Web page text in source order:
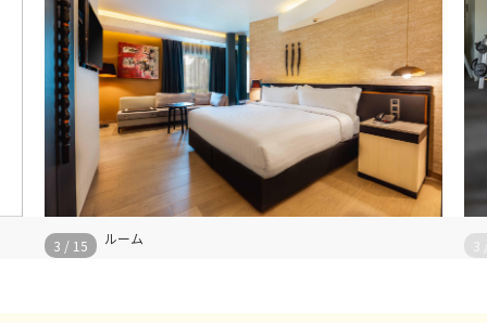
ルーム
3 / 15 3